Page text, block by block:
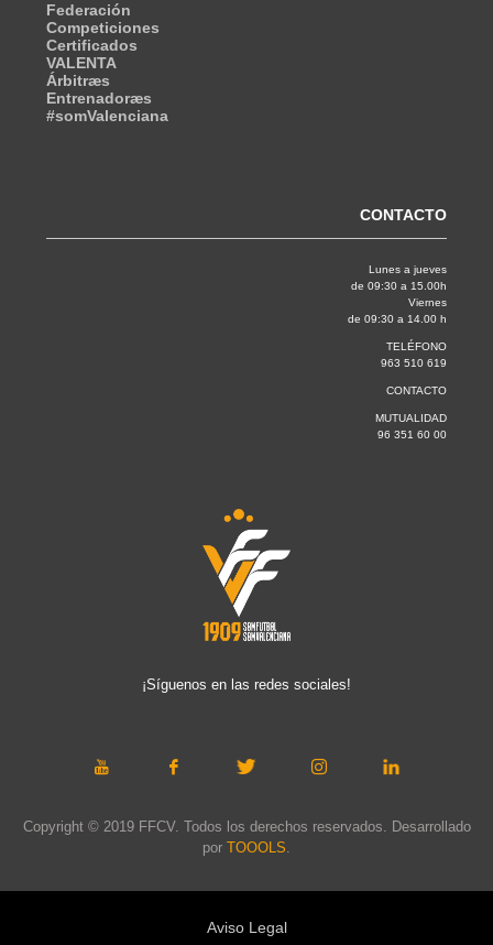
Federación
Competiciones
Certificados
VALENTA
Árbitræs
Entrenadoræs
#somValenciana
CONTACTO
Lunes a jueves
de 09:30 a 15.00h
Viernes
de 09:30 a 14.00 h
TELÉFONO
963 510 619
CONTACTO
MUTUALIDAD
96 351 60 00
¡Síguenos en las redes sociales!
Copyright © 2019 FFCV. Todos los derechos reservados. Desarrollado
por TOOOLS.
Aviso Legal